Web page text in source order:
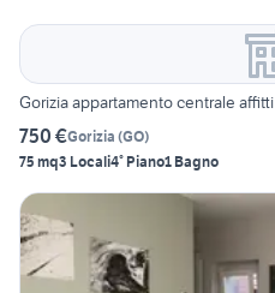
Gorizia appartamento centrale
750 €Gorizia (GO)
75 mq3 Locali4° Piano1 Bagno